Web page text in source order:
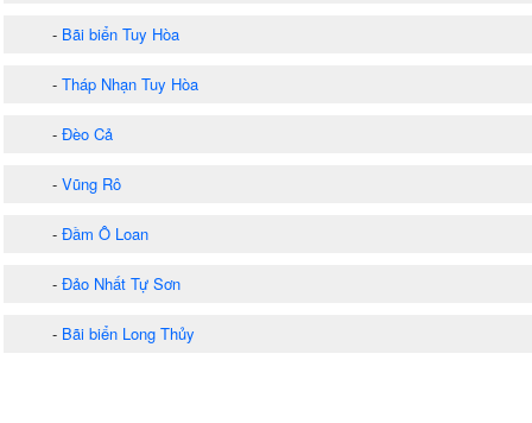
- Bãi biển Tuy Hòa
- Tháp Nhạn Tuy Hòa
- Đèo Cả
- Vũng Rô
- Đầm Ô Loan
- Đảo Nhất Tự Sơn
- Bãi biển Long Thủy